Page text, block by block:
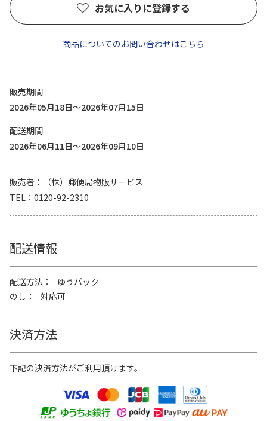
お気に入りに登録する
商品についてのお問い合わせはこちら
販売期間
2026年05月18日～2026年07月15日
配送期間
2026年06月11日～2026年09月10日
販売者
（株）郵便局物販サービス
TEL
0120-92-2310
配送情報
配送方法
ゆうパック
のし
対応可
決済方法
下記の決済方法がご利用頂けます。